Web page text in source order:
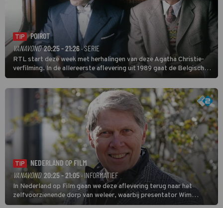
TIP
POIROT
VANAVOND 20:25 - 21:26 · SERIE
RTL start deze week met herhalingen van deze Agatha Christie-
verfilming. In de allereerste aflevering uit 1989 gaat de Belgische
speurder op zoek naar een vermiste kok. Poirot raakt al snel
verwikkeld in een moordzaak. (HH)
TIP
NEDERLAND OP FILM
VANAVOND 20:25 - 21:05· INFORMATIEF
In Nederland op Film gaan we deze aflevering terug naar het
zelfvoorzienende dorp van weleer, waarbij presentator Wim
Daniëls de kijkers meeneemt op reis door de tijd aan de hand van